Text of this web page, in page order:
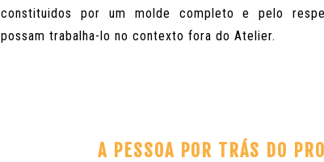
constituidos por um molde completo e pelo
possam trabalha-lo no contexto fora do Atelier.
A PESSOA POR TRÁS DO